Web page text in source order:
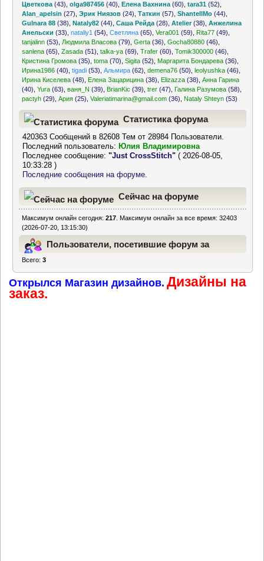
Цветкова (43) ,olga987456 (40) ,Елена Вахнина (60) ,tara31 (52)
Alan_apelsin (27) ,Эрик Ниязов (24) ,Таткин (57) ,ShantellMo (44)
Gulnara 88 (38) ,Nataly82 (44) ,Саша Рейда (28) ,Atelier(38) ,Анжелина
Анельски (33) ,nataliy1 (54) ,Светляна (65) ,Vera001 (59) Rita77 (49)
tanjalinn (53) Людмила Власова (79) ,Gerta (36) ,Gocha80880 (46)
sanlena (65) ,Zasada (51) ,talka-ya (69) ,Trafer (60) ,Tomik300000 (46)
Кристина Громова (35) ,toma (70) ,Sigita (52) Маргарита Бондарева (36)
Ирина1986 (40) ,tigadi (53) ,Альмира (62) ,demena76 (50) ,leolyushka (46)
Ирина Киселева (48) Елена Зацарицина (38) Elizazza (38) ,Анна Гарина
(40) ,Yura (63) ,ваня_N (39) BrianKic (39) ,trer (47) Галина Разумова (58)
pactyh (29) ,Ария (25) ,Valeriatimarina@gmail.com (36) Nataly Shteyn (53)
Статистика форума
420363 Сообщений в 82608 Тем от 28984 Пользователи.
Последний пользователь: Юлия Владимировна
Последнее сообщение:"Just CrossStitch" ( 2026-08-05,
10:33:28 )
Последние сообщения на форуме.
Сейчас на форуме
Максимум онлайн сегодня:217 . Максимум онлайн за все время: 32403
(2026-07-20, 13:15:30)
Пользователи, посетившие форум за
Всего:3
Открылся Магазин дизайнов. Дизайны на
заказ.